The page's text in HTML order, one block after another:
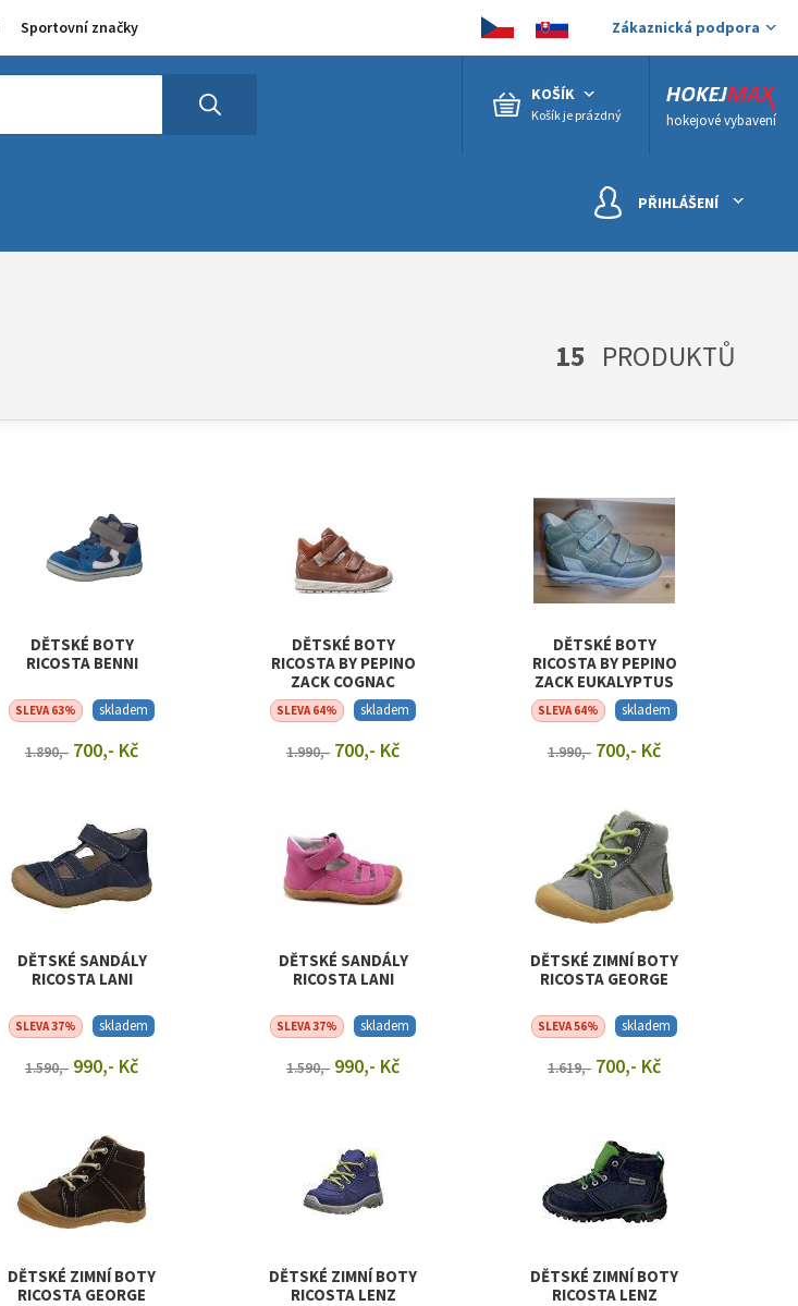
Sportovní značky Zákaznická podpora
hokejové vybavení
KOŠÍK
Košík je prázdný
PŘIHLÁŠENÍ
15 PRODUKTŮ
DĚTSKÉ BOTY
RICOSTA BENNI
SLEVA 63% skladem
1.890,- 700,- Kč
DĚTSKÉ BOTY
RICOSTA BY PEPINO
ZACK COGNAC
SLEVA 64% skladem
1.990,- 700,- Kč
DĚTSKÉ BOTY
RICOSTA BY PEPINO
ZACK EUKALYPTUS
SLEVA 64% skladem
1.990,- 700,- Kč
DĚTSKÉ SANDÁLY
RICOSTA LANI
SLEVA 37% skladem
1.590,- 990,- Kč
DĚTSKÉ SANDÁLY
RICOSTA LANI
SLEVA 37% skladem
1.590,- 990,- Kč
DĚTSKÉ ZIMNÍ BOTY
RICOSTA GEORGE
SLEVA 56% skladem
1.619,- 700,- Kč
DĚTSKÉ ZIMNÍ BOTY
RICOSTA GEORGE
DĚTSKÉ ZIMNÍ BOTY
RICOSTA LENZ
DĚTSKÉ ZIMNÍ BOTY
RICOSTA LENZ